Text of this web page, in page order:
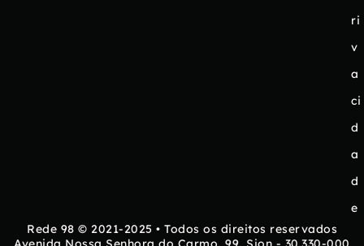
ri
v
a
ci
d
a
d
e
Rede 98 © 2021-2025 • Todos os direitos reservados